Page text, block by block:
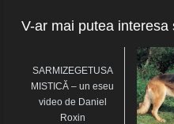
V-ar mai putea interesa
SARMIZEGETUSA
MISTICĂ – un eseu
video de Daniel
Roxin